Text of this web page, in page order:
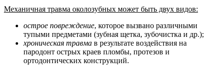
Механичная травма околозубных может быть двух видов:
острое повреждение, которое вызвано различными
тупыми предметами (зубная щетка, зубочистка и др.);
хроническая травма в результате воздействия на
пародонт острых краев пломбы, протезов и
ортодонтических конструкций.